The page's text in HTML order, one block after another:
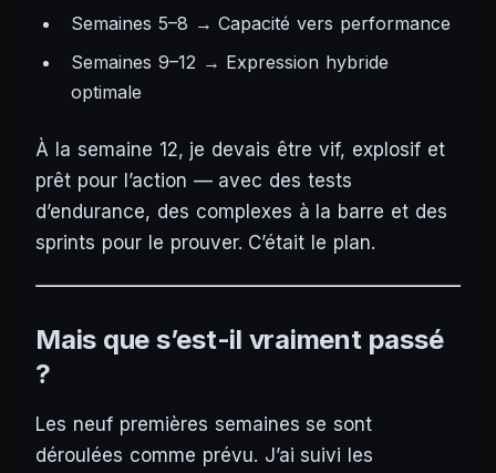
Semaines 5–8 → Capacité vers performance
Semaines 9–12 → Expression hybride
optimale
À la semaine 12, je devais être vif, explosif et
prêt pour l’action — avec des tests
d’endurance, des complexes à la barre et des
sprints pour le prouver. C’était le plan.
Mais que s’est-il vraiment passé
?
Les neuf premières semaines se sont
déroulées comme prévu. J’ai suivi les